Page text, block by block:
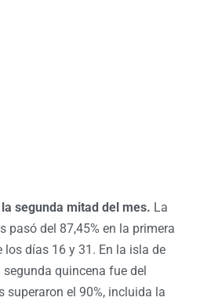
segunda mitad del mes. La
pasó del 87,45% en la primera
los días 16 y 31. En la isla de
segunda quincena fue del
superaron el 90%, incluida la